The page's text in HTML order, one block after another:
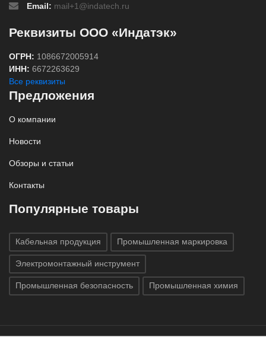
Email: mail+1@indatech.ru
Реквизиты ООО «Индатэк»
ОГРН: 1086672005914
ИНН: 6672263629
Все реквизиты
Предложения
О компании
Новости
Обзоры и статьи
Контакты
Популярные товары
Кабельная продукция Промышленная маркировка
Электромонтажный инструмент
Промышленная безопасность Промышленная химия